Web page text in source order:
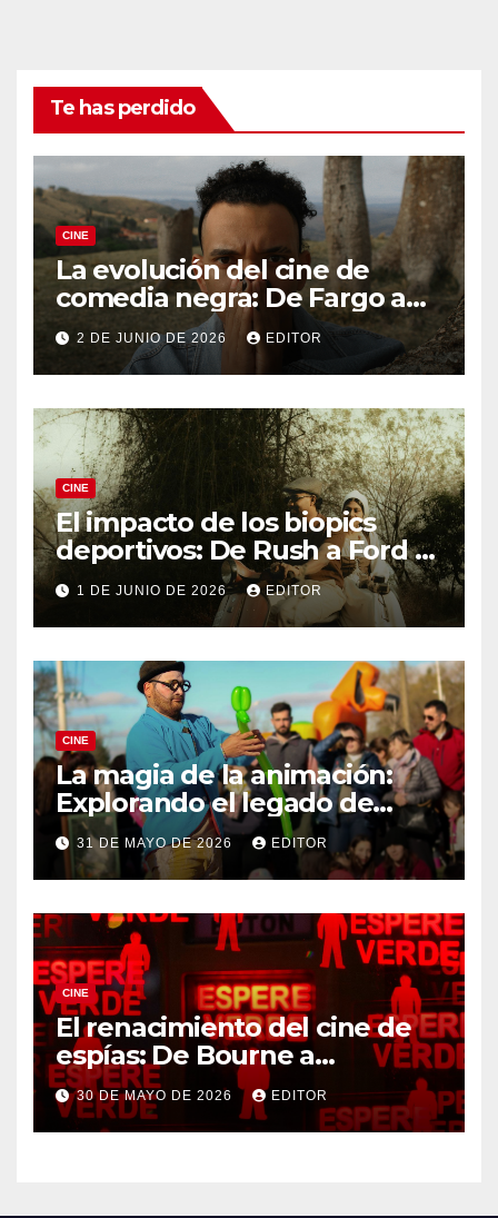
Te has perdido
CINE
La evolución del cine de
comedia negra: De Fargo a
Knives Out
2 DE JUNIO DE 2026 EDITOR
CINE
El impacto de los biopics
deportivos: De Rush a Ford v
Ferrari
1 DE JUNIO DE 2026 EDITOR
CINE
La magia de la animación:
Explorando el legado de
DreamWorks
31 DE MAYO DE 2026 EDITOR
CINE
El renacimiento del cine de
espías: De Bourne a
Treadstone
30 DE MAYO DE 2026 EDITOR